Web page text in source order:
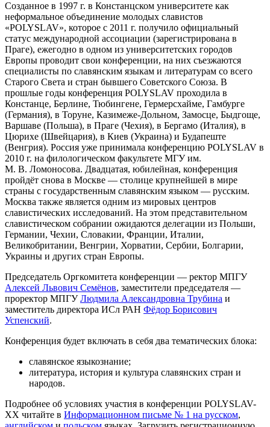
Созданное в 1997 г. в Констанцском университете как
неформальное объединение молодых славистов
«POLYSLAV», которое с 2011 г. получило официальный
статус международной ассоциации (зарегистрирована в
Праге), ежегодно в одном из университетских городов
Европы проводит свои конференции, на них съезжаются
специалисты по славянским языкам и литературам со всего
Старого Света и стран бывшего Советского Союза. В
прошлые годы конференция POLYSLAV проходила в
Констанце, Берлине, Тюбингене, Гермерсхайме, Гамбурге
(Германия), в Торуне, Казимеже-Дольном, Замосце, Быдгоще,
Варшаве (Польша), в Праге (Чехия), в Бергамо (Италия), в
Цюрихе (Швейцария), в Киев (Украина) и Будапеште
(Венгрия). Россия уже принимала конференцию POLYSLAV в
2010 г. на филологическом факультете МГУ им.
М. В. Ломоносова. Двадцатая, юбилейная, конференция
пройдёт снова в Москве — столице крупнейшей в мире
страны с государственным славянским языком — русским.
Москва также является одним из мировых центров
славистических исследований. На этом представительном
славистическом собрании ожидаются делегации из Польши,
Германии, Чехии, Словакии, Франции, Италии,
Великобритании, Венгрии, Хорватии, Сербии, Болгарии,
Украины и других стран Европы.
Председатель Оргкомитета конференции — ректор МПГУ
Алексей Львович Семёнов, заместители председателя —
проректор МПГУЛюдмила Александровна Трубина и
заместитель директора ИСл РАН Фёдор Борисович
Успенский.
Конференция будет включать в себя два тематических блока:
славянское языкознание;
литература, история и культура славянских стран и
народов.
Подробнее об условиях участия в конференции POLYSLAV-
XX читайте в Информационном письме № 1 на русском,